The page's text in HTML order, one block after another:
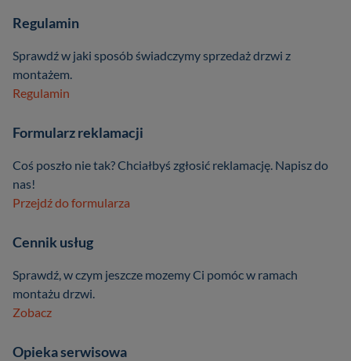
Regulamin
Sprawdź w jaki sposób świadczymy sprzedaż drzwi z
montażem.
Regulamin
Formularz reklamacji
Coś poszło nie tak? Chciałbyś zgłosić reklamację. Napisz do
nas!
Przejdź do formularza
Cennik usług
Sprawdź, w czym jeszcze mozemy Ci pomóc w ramach
montażu drzwi.
Zobacz
Opieka serwisowa